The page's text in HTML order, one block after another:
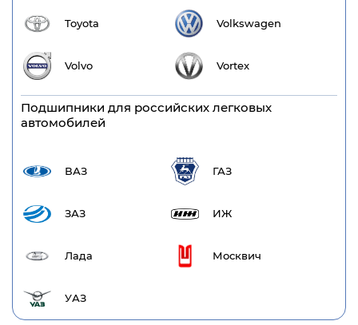
Toyota Volkswagen
Volvo Vortex
Подшипники для российских легковых
автомобилей
ВАЗ ГАЗ
ЗАЗ ИЖ
Лада Москвич
УАЗ